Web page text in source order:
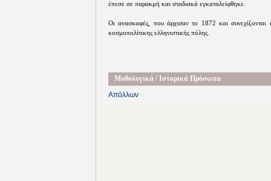
έπεσε σε παρακμή και σταδιακά εγκαταλείφθηκε.
Οι ανασκαφές, που άρχισαν το 1872 και
κοσμοπολίτικης ελληνιστικής πόλης.
Μυθολογικά / Ιστορικά Πρόσωπα
Απόλλων